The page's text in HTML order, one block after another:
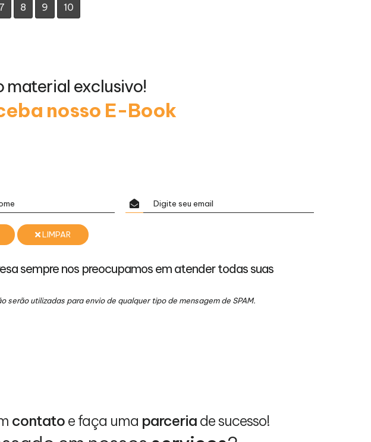
7 8 9 10
material exclusivo!
nosso E-Book
LIMPAR
sempre nos preocupamos em atender todas suas
serão utilizadas para envio de qualquer tipo de mensagem de SPAM.
contato e faça uma parceria de sucesso!